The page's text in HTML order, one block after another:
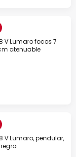
V Lumaro focos 7
atenuable
V Lumaro, pendular,
Copiar